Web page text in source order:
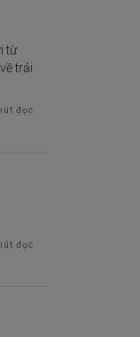
từ
trải
đọc
đọc